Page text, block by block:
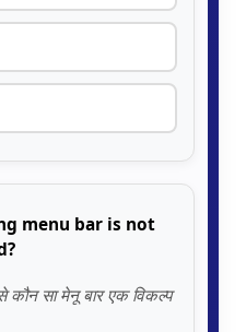
menu bar is not
कौन सा मेनू बार एक विकल्प